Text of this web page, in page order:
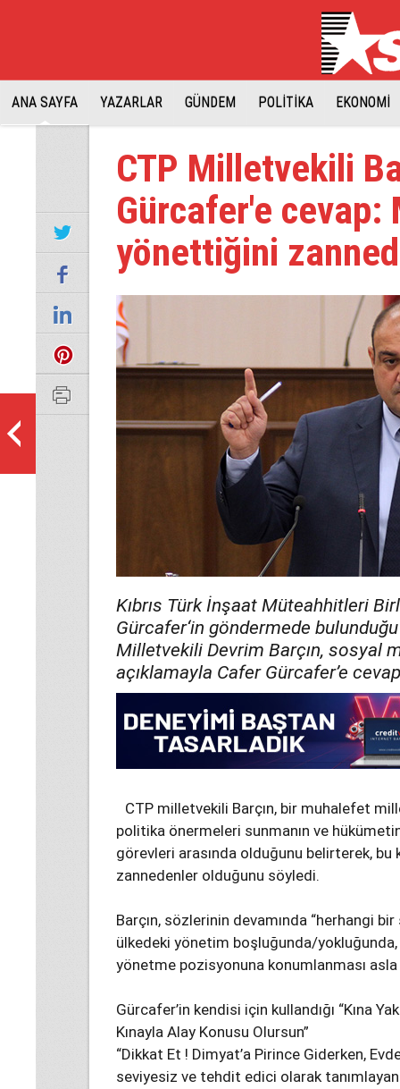
ANA SAYFA YAZARLAR GÜNDEM POLİTİKA EKONOMİ
CTP Milletvekili
Gürcafer'e cevap:
yönettiğini
Kıbrıs Türk İnşaat Müteahhitleri
Gürcafer‘in göndermede
Milletvekili Devrim Barçın, sosyal
açıklamayla Cafer Gürcafer’e
CTP milletvekili Barçın, bir muhalefet
politika önermeleri sunmanın ve
görevleri arasında olduğunu belirterek,
zannedenler olduğunu söyledi.
Barçın, sözlerinin devamında “herhangi
ülkedeki yönetim boşluğunda/
yönetme pozisyonuna konumlanması
Gürcafer’in kendisi için kullandığı “Kına
Kınayla Alay Konusu Olursun”
“Dikkat Et ! Dimyat’a Pirince Giderken,
seviyesiz ve tehdit edici olarak tanımlayan